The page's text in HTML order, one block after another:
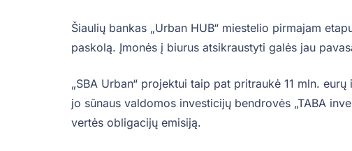
Šiaulių bankas „Urban HUB“ miestelio pirmajam
paskolą. Įmonės į biurus atsikraustyti galės jau
„SBA Urban“ projektui taip pat pritraukė 11 mln.
jo sūnaus valdomos investicijų bendrovės „TABA
vertės obligacijų emisiją.